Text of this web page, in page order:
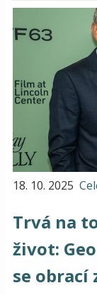
18. 10. 2025
Trvá na
život:
se obrací